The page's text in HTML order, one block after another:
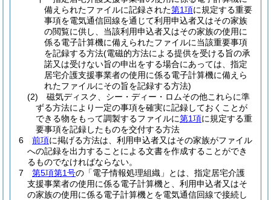
備えられたファイルに記録された第1項に規定する重要
事項を電気通信回線を通じて利用申込者又はその家族
の閲覧に供し、当該利用申込者又はその家族の使用に
係る電子計算機に備えられたファイルに当該重要事項
を記録する方法(電磁的方法による提供を受ける旨の承
諾又は受けない旨の申出をする場合にあっては、指定
居宅介護支援事業者の使用に係る電子計算機に備えら
れたファイルにその旨を記録する方法)
(2)
磁気ディスク、シー・ディー・ロムその他これらに準
ずる方法により一定の事項を確実に記録しておくことが
できる物をもって調製するファイルに第1項に規定する重
要事項を記録したものを交付する方法
6
前項に掲げる方法は、利用申込者又はその家族がファイル
への記録を出力することによる文書を作成することができ
るものでなければならない。
7
第5項第1号の「電子情報処理組織」とは、指定居宅介護
支援事業者の使用に係る電子計算機と、利用申込者又はそ
の家族の使用に係る電子計算機とを電気通信回線で接続し